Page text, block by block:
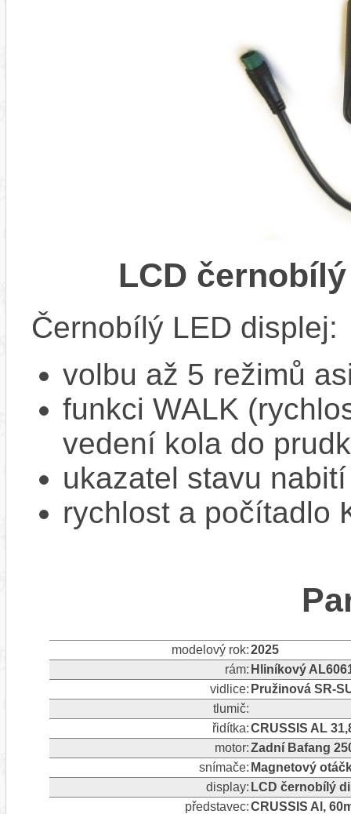
LCD
Černobílý LED displej:
volbu až 5 režimů
funkci WALK
vedení kola do
ukazatel stavu
rychlost a počítadlo
modelový rok:2025
rám: Hliníkový
vidlice: Pružinová SR-
tlumič:
řidítka:CRUSSIS AL
motor:Zadní Bafang
snímače: Magnetový
display: LCD černobílý
představec:CRUSSIS Al,